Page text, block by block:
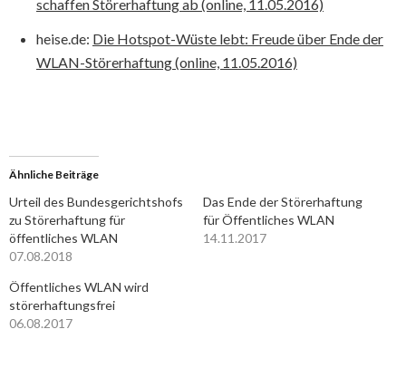
schaffen Störerhaftung ab (online, 11.05.2016)
heise.de: Die Hotspot-Wüste lebt: Freude über Ende der
WLAN-Störerhaftung (online, 11.05.2016)
Ähnliche Beiträge
Urteil des Bundesgerichtshofs
zu Störerhaftung für
öffentliches WLAN
07.08.2018
Das Ende der Störerhaftung
für Öffentliches WLAN
14.11.2017
Öffentliches WLAN wird
störerhaftungsfrei
06.08.2017